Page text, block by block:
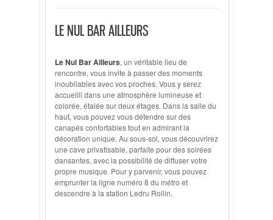
LE NUL BAR AILLEURS
Le Nul Bar Ailleurs, un véritable lieu de
rencontre, vous invite à passer des moments
inoubliables avec vos proches. Vous y serez
accueilli dans une atmosphère lumineuse et
colorée, étalée sur deux étages. Dans la salle du
haut, vous pouvez vous détendre sur des
canapés confortables tout en admirant la
décoration unique. Au sous-sol, vous découvrirez
une cave privatisable, parfaite pour des soirées
dansantes, avec la possibilité de diffuser votre
propre musique. Pour y parvenir, vous pouvez
emprunter la ligne numéro 8 du métro et
descendre à la station Ledru Rollin.